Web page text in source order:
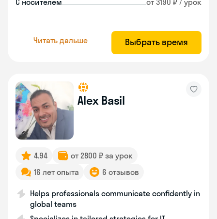
С носителем от 3190 ₽ / урок
Читать дальше Выбрать время
Alex Basil
4.94
от 2800 ₽ за урок
16 лет опыта
6 отзывов
Helps professionals communicate confidently in
global teams